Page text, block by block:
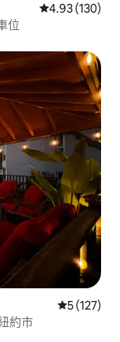
從 130 則評價
4.93 (130)
位
從 127 則
5 (127)
約市